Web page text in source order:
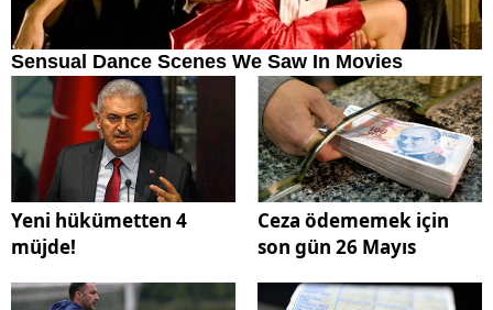
Yeni hükümetten 4
müjde!
Ceza ödememek için
son gün 26 Mayıs